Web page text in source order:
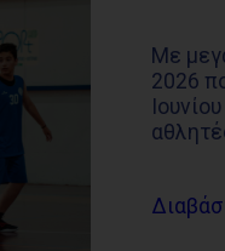
Με
2026